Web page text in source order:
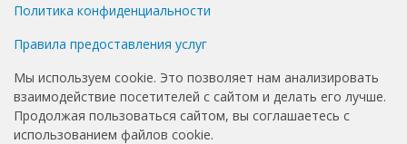
Политика конфиденциальности
Правила предоставления услуг
Мы используем cookie. Это позволяет нам анализировать
взаимодействие посетителей с сайтом и делать его лучше.
Продолжая пользоваться сайтом, вы соглашаетесь с
использованием файлов cookie.